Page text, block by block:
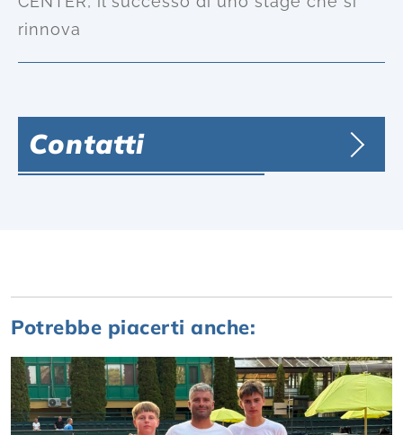
rinnova
Contatti
Potrebbe piacerti anche: